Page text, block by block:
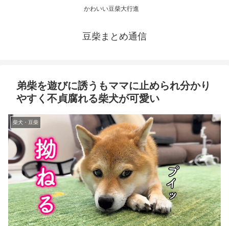
かわいい豆柴大行進
豆柴まとめ通信
弟柴を遊びに誘うもママに止められ分かり
やすく不貞腐れる柴犬が可愛い
柴犬・豆柴